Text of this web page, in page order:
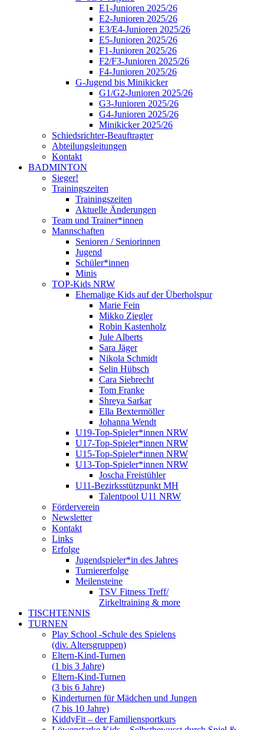
E1-Junioren 2025/26
E2-Junioren 2025/26
E3/E4-Junioren 2025/26
E5-Junioren 2025/26
F1-Junioren 2025/26
F2/F3-Junioren 2025/26
F4-Junioren 2025/26
G-Jugend bis Minikicker
G1/G2-Junioren 2025/26
G3-Junioren 2025/26
G4-Junioren 2025/26
Minikicker 2025/26
Schiedsrichter-Beauftragter
Abteilungsleitungen
Kontakt
BADMINTON
Sieger!
Trainingszeiten
Trainingszeiten
Aktuelle Änderungen
Team und Trainer*innen
Mannschaften
Senioren / Seniorinnen
Jugend
Schüler*innen
Minis
TOP-Kids NRW
Ehemalige Kids auf der Überholspur
Marie Fein
Mikko Ziegler
Robin Kastenholz
Jule Alberts
Sara Jäger
Nikola Schmidt
Selin Hübsch
Cara Siebrecht
Tom Franke
Shreya Sarkar
Ella Bextermöller
Johanna Wendt
U19-Top-Spieler*innen NRW
U17-Top-Spieler*innen NRW
U15-Top-Spieler*innen NRW
U13-Top-Spieler*innen NRW
Joscha Freistühler
U11-Bezirksstützpunkt MH
Talentpool U11 NRW
Förderverein
Newsletter
Kontakt
Links
Erfolge
Jugendspieler*in des Jahres
Turniererfolge
Meilensteine
TSV Fitness Treff/
Zirkeltraining & more
TISCHTENNIS
TURNEN
Play School -Schule des Spielens
(div. Altersgruppen)
Eltern-Kind-Turnen
(1 bis 3 Jahre)
Eltern-Kind-Turnen
(3 bis 6 Jahre)
Kinderturnen für Mädchen und Jungen
(7 bis 10 Jahre)
KiddyFit – der Familiensportkurs